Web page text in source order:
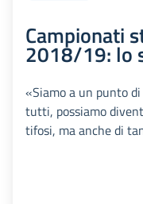
Campionati
2018/19: lo
«Siamo a un punto
tutti, possiamo
tifosi, ma anche di